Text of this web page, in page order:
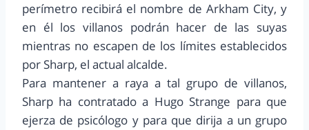
perímetro recibirá el nombre de Arkham City, y
en él los villanos podrán hacer de las suyas
mientras no escapen de los límites establecidos
por Sharp, el actual alcalde.
Para mantener a raya a tal grupo de villanos,
Sharp ha contratado a Hugo Strange para que
ejerza de psicólogo y para que dirija a un grupo